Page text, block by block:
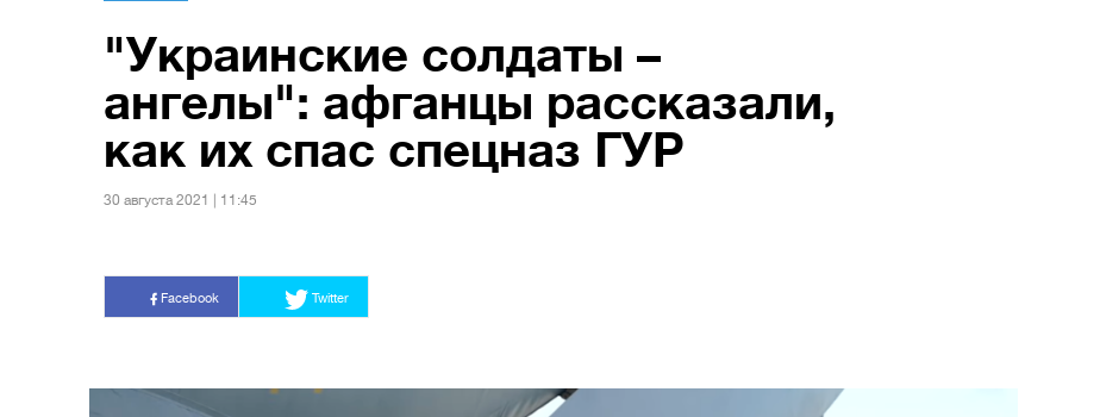
"Украинские солдаты –
ангелы": афганцы рассказали,
как их спас спецназ ГУР
30 августа 2021 | 11:45
Facebook Twitter